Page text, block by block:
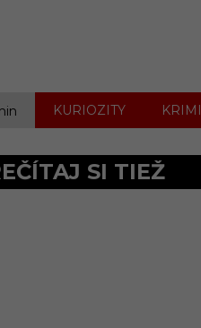
KURIOZITY KRIMI
SI TIEŽ